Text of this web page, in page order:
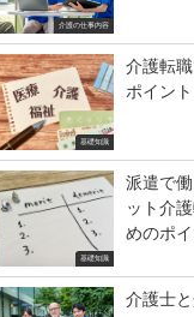
介護の仕事内容
基礎知識
介護転
ポイント
基礎知識
派遣で
ット介
めのポイ
介護士